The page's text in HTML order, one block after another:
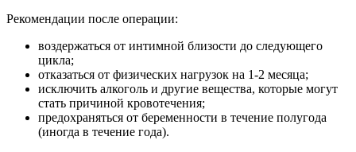
Рекомендации после операции:
воздержаться от интимной близости до следующего
цикла;
отказаться от физических нагрузок на 1-2 месяца;
исключить алкоголь и другие вещества, которые могут
стать причиной кровотечения;
предохраняться от беременности в течение полугода
(иногда в течение года).